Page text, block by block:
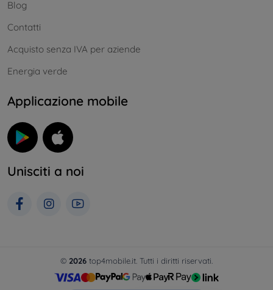
Blog
Contatti
Acquisto senza IVA per aziende
Energia verde
Applicazione mobile
Unisciti a noi
© 2026 top4mobile.it. Tutti i diritti riservati.